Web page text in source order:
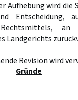
Aufhebung wird die
Entscheidung,
an
Landgerichts
Revision wird
Gründe